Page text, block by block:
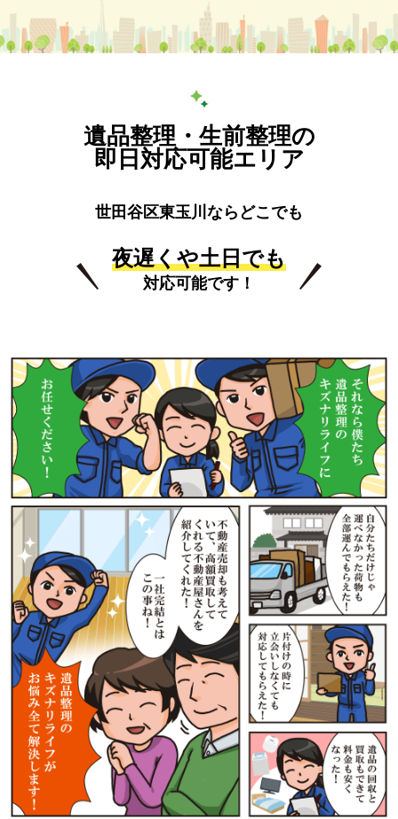
遺品整理・生前整理の
即日対応可能エリア
世田谷区東玉川ならどこでも
夜遅くや土日でも
対応可能です！